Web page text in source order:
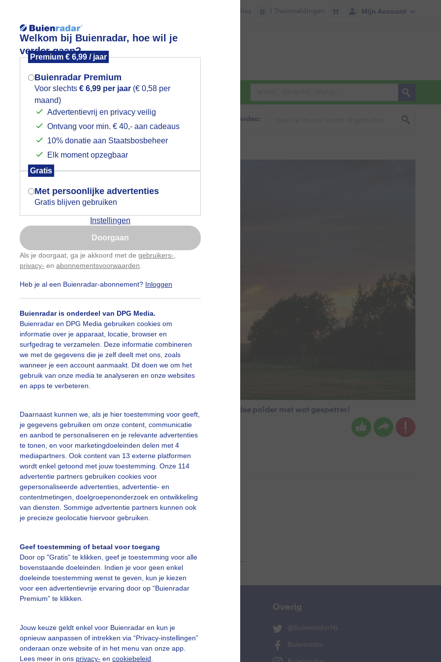
Welkom bij Buienradar, hoe wil je
verder gaan?
Premium € 6,99 / jaar
Buienradar Premium
Voor slechts € 6,99 per jaar (€ 0,58 per
maand)
Advertentievrij en privacy veilig
Ontvang voor min. € 40,- aan cadeaus
10% donatie aan Staatsbosbeheer
Elk moment opzegbaar
Gratis
Met persoonlijke advertenties
Gratis blijven gebruiken
Instellingen
Doorgaan
Als je doorgaat, ga je akkoord met de gebruikers-
privacy- en abonnementsvoorwaarden
Heb je al een Buienradar-abonnement? Inloggen
Buienradar is onderdeel van DPG Media.
Buienradar en DPG Media gebruiken cookies om
informatie over je apparaat, locatie, browser en
surfgedrag te verzamelen. Deze informatie combineren
we met de gegevens die je zelf deelt met ons, zoals
wanneer je een account aanmaakt. Dit doen we om het
gebruik van onze media te analyseren en onze websites
en apps te verbeteren.
Daarnaast kunnen we, als je hier toestemming voor geeft,
je gegevens gebruiken om onze content, communicatie
en aanbod te personaliseren en je relevante advertenties
te tonen, en voor marketingdoeleinden delen met 4
mediapartners. Ook content van 13 externe platformen
wordt enkel getoond met jouw toestemming. Onze 114
advertentie partners gebruiken cookies voor
gepersonaliseerde advertenties, advertentie- en
contentmetingen, doelgroepenonderzoek en ontwikkeling
van diensten. Sommige advertentie partners kunnen ook
je precieze geolocatie hiervoor gebruiken.
Geef toestemming of betaal voor toegang
Door op "Gratis" te klikken, geef je toestemming voor alle
bovenstaande doeleinden. Indien je voor geen enkel
doeleinde toestemming wenst te geven, kun je kiezen
voor een advertentievrije ervaring door op “Buienradar
Premium” te klikken.
Jouw keuze geldt enkel voor Buienradar en kun je
opnieuw aanpassen of intrekken via “Privacy-instellingen”
onderaan onze website of in het menu van onze app.
Lees meer in ons privacy- en cookiebeleid
Mijn Account
Files 0 | Treinmeldingen 11
Foto en video Weerzine
Zoeken in foto & video:
avondlucht boven Texel dichtbij de Cocksdorp in de Eierlandse polder met wat gespetter!
Frans Alderse Baas Gemaakt: 12-06-2026, 80x bekeken
Wolken Zonsondergang
slideshow
Een moment geduld aub...
vragen
De Bilt
Overig
@BuienradarNL
Buienradar
Mogen we je locatie gebruiken voor
het weer?
Indien je hier nog geen akkoord op hebt
gegeven, verschijnt er zo een pop-up uit
je browser waarin deze toestemming
gevraagd wordt.
Is goed, toon de popup
Nu niet, misschien later
Gebruik je Safari en wil je niet elke dag deze pop-up
Klikhierom dit aan te passen